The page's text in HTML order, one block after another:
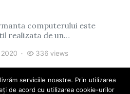
computerului este
realizata de un…
2020 336 views
serviciile noastre. Prin utilizarea
de acord cu utilizarea cookie-urilor